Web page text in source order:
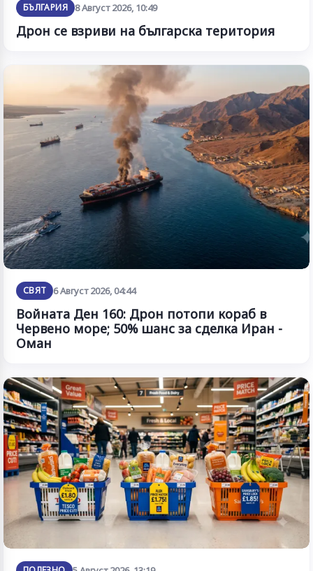
БЪЛГАРИЯ 8 Август 2026, 10:49
Дрон се взриви на българска територия
СВЯТ 6 Август 2026, 04:44
Войната Ден 160: Дрон потопи кораб в
Червено море; 50% шанс за сделка Иран -
Оман